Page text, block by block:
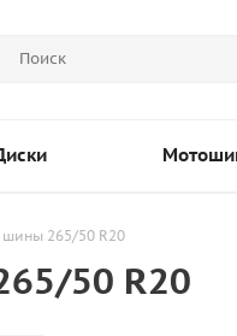
шины 265/50 R20
50 R20